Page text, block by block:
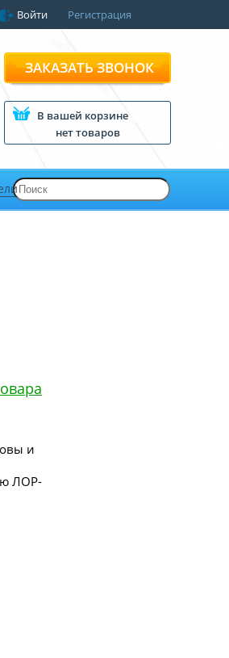
Войти Регистрация
ЗАКАЗАТЬ ЗВОНОК
В вашей корзине
нет товаров
и
ЛОР-